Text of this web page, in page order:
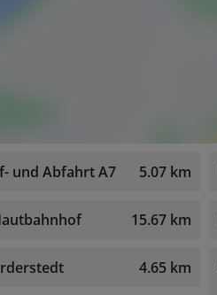
und Abfahrt A7 5.07 km
15.67 km
4.65 km